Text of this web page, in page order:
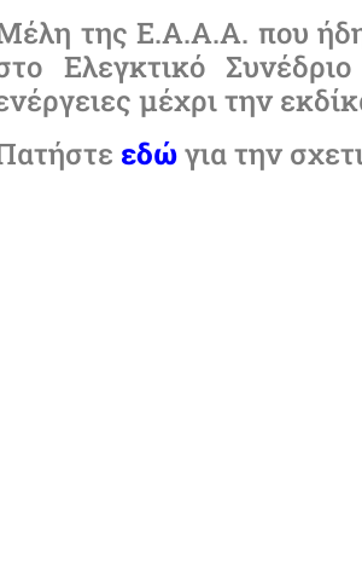
της Ε.Α.Α.Α. που ήδη
Ελεγκτικό
μέχρι την
εδώγια την